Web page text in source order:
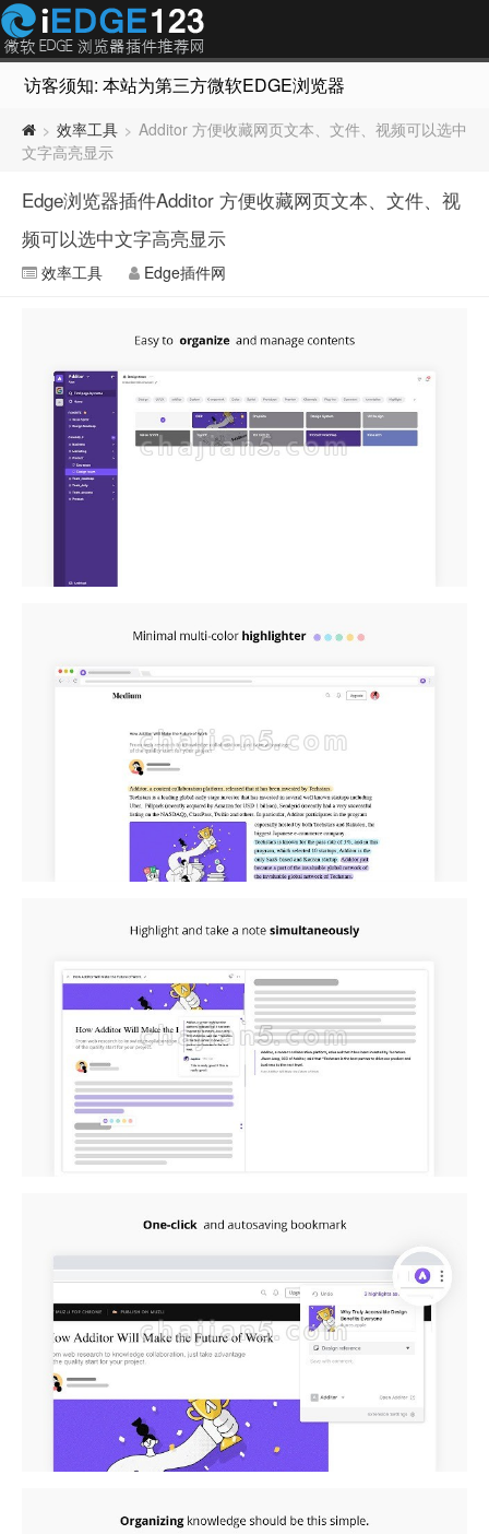
访客须知: 本站为第三方微软EDGE浏览器插件推荐网站，
> 效率工具 > Additor 方便收藏网页文本、文件、视频可以选中
文字高亮显示
Edge浏览器插件Additor 方便收藏网页文本、文件、视
频可以选中文字高亮显示
效率工具 Edge插件网